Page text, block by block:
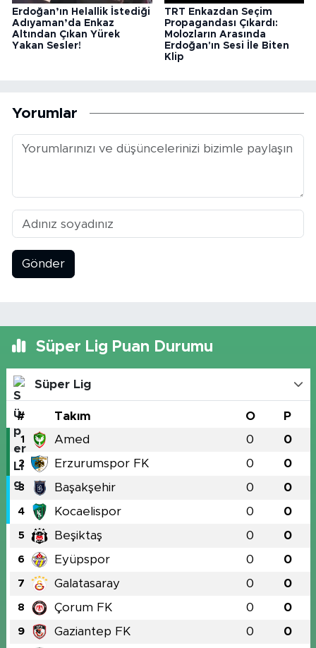
Erdoğan’ın Helallik İstediği
Adıyaman’da Enkaz
Altından Çıkan Yürek
Yakan Sesler!
TRT Enkazdan Seçim
Propagandası Çıkardı:
Molozların Arasında
Erdoğan'ın Sesi İle Biten
Klip
Yorumlar
Gönder
Süper Lig Puan Durumu
Süper Lig
# Takım O P
1 Amed 0 0
2 Erzurumspor FK 0 0
3 Başakşehir 0 0
4 Kocaelispor 0 0
5 Beşiktaş 0 0
6 Eyüpspor 0 0
7 Galatasaray 0 0
8 Çorum FK 0 0
9 Gaziantep FK 0 0